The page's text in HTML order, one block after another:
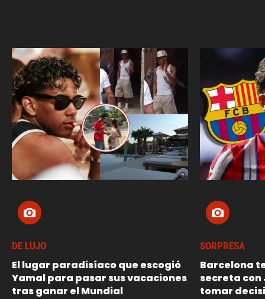
DE LUJO
El lugar paradisíaco que escogió
Yamal para pasar sus vacaciones
tras ganar el Mundial
SORPRESA
Barcelona
secreta con
tomar